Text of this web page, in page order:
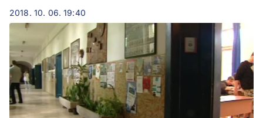
2018. 10. 06. 19:40